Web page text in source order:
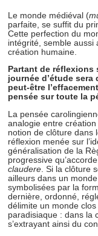
Le monde médiéval (
parfaite, se suffit du
Cette perfection du
intégrité, semble aussi
création humaine.
Partant de réflexions
journée d’étude
peut-être
pensée sur toute la
La pensée
analogie entre
notion de clôture dans
réflexion menée sur
généralisation de la
progressive
claudere . Si la clôture
ailleurs dans un monde
symbolisées par la
dernière, ordonné,
délimite un monde
paradisiaque : dans la
s’extrayant ainsi du